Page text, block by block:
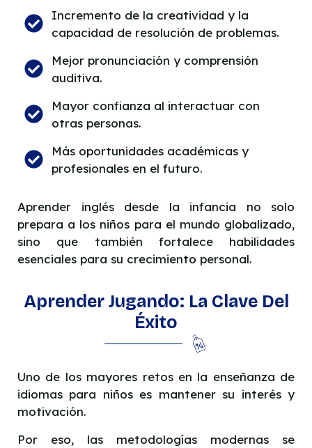
Incremento de la creatividad y la
capacidad de resolución de problemas.
Mejor pronunciación y comprensión
auditiva.
Mayor confianza al interactuar con
otras personas.
Más oportunidades académicas y
profesionales en el futuro.
Aprender inglés desde la infancia no solo
prepara a los niños para el mundo globalizado,
sino que también fortalece habilidades
esenciales para su crecimiento personal.
Aprender Jugando: La Clave Del
Éxito
Uno de los mayores retos en la enseñanza de
idiomas para niños es mantener su interés y
motivación.
Por eso, las metodologías modernas se